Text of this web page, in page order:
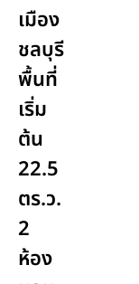
เมือง
ชลบุรี
พื้นที่
เริ่ม
ต้น
22.5
ตร.ว.
2
ห้อง